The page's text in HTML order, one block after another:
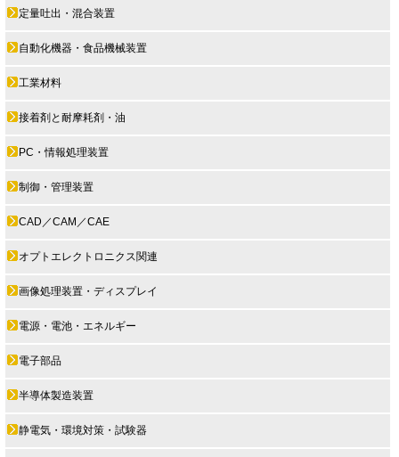
定量吐出・混合装置
自動化機器・食品機械装置
工業材料
接着剤と耐摩耗剤・油
PC・情報処理装置
制御・管理装置
CAD／CAM／CAE
オプトエレクトロニクス関連
画像処理装置・ディスプレイ
電源・電池・エネルギー
電子部品
半導体製造装置
静電気・環境対策・試験器